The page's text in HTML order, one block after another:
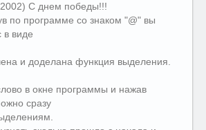
С днем победы!!!
по программе со знаком "@" вы
в виде
и доделана функция выделения.
в окне программы и нажав
сразу